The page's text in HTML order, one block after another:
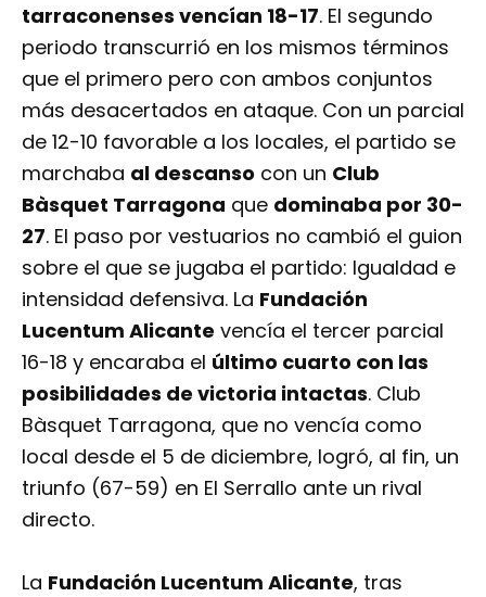
tarraconenses vencían 18-17. El segundo
periodo transcurrió en los mismos términos
que el primero pero con ambos conjuntos
más desacertados en ataque. Con un parcial
de 12-10 favorable a los locales, el partido se
marchaba al descanso con un Club
Bàsquet Tarragona que dominaba por 30-
27. El paso por vestuarios no cambió el guion
sobre el que se jugaba el partido: Igualdad e
intensidad defensiva. La Fundación
Lucentum Alicante vencía el tercer parcial
16-18 y encaraba el último cuarto con las
posibilidades de victoria intactas. Club
Bàsquet Tarragona, que no vencía como
local desde el 5 de diciembre, logró, al fin, un
triunfo (67-59) en El Serrallo ante un rival
directo.
La Fundación Lucentum Alicante, tras